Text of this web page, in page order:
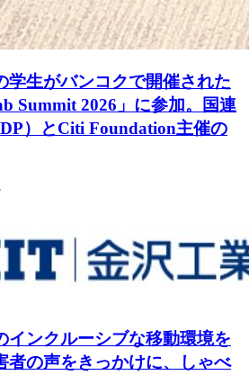
学生がバンコクで開催された
Summit 2026」に参加。国連
）とCiti Foundation主催の
インクルーシブな移動環境を
者の声をきっかけに、しゃべ